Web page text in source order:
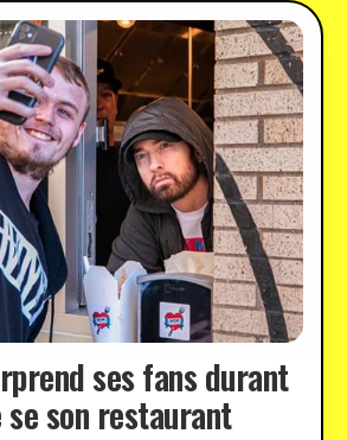
ses fans durant
se son restaurant